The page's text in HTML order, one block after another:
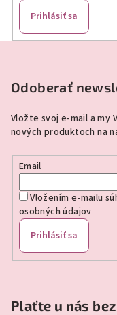
Prihlásiť sa
Odoberať
Vložte svoj e-mail a my
nových produktoch na
Email
Vložením e-mailu
osobných údajov
Prihlásiť sa
Plaťte u nás